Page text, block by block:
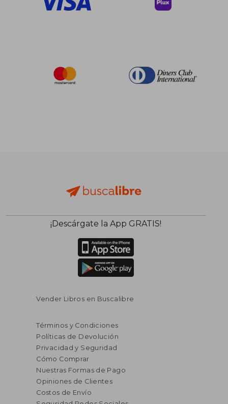
$ 42.65
$ 23.46
¡Descárgate la App GRATIS!
Vender Libros en Buscalibre
Términos y Condiciones
Políticas de Devolución
Privacidad y Seguridad
Cómo Comprar
Nuestras Formas de Pago
Opiniones de Clientes
Costos de Envío